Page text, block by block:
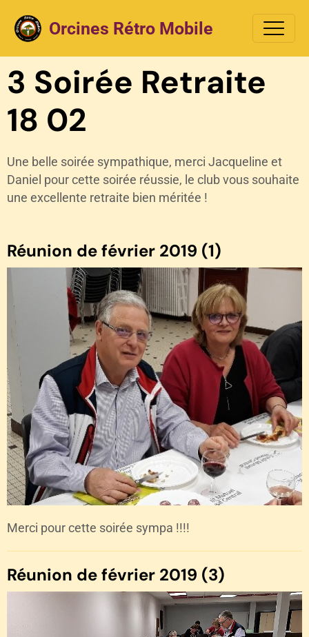
Orcines Rétro Mobile
3 Soirée Retraite
18 02
Une belle soirée sympathique, merci Jacqueline et
Daniel pour cette soirée réussie, le club vous souhaite
une excellente retraite bien méritée !
Réunion de février 2019 (1)
Merci pour cette soirée sympa !!!!
Réunion de février 2019 (3)